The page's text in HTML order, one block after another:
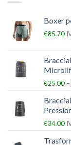
Boxer
€85.70
€25.00 –
€34.00